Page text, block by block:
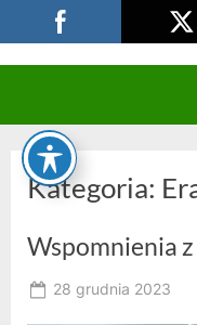
to
Kategoria:
Wspomnienia
Posted
28 grudnia 2023